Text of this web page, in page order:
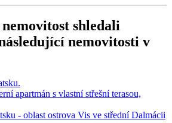
shledali
nemovitosti v
apartmán s vlastní střešní terasou,